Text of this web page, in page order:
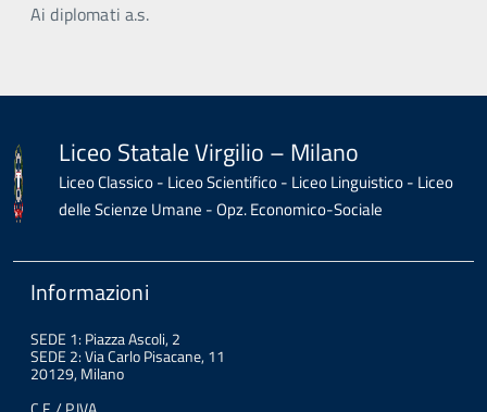
Ai diplomati a.s.
Liceo Statale Virgilio – Milano
Liceo Classico - Liceo Scientifico - Liceo Linguistico - Liceo
delle Scienze Umane - Opz. Economico-Sociale
Informazioni
SEDE 1: Piazza Ascoli, 2
SEDE 2: Via Carlo Pisacane, 11
20129, Milano